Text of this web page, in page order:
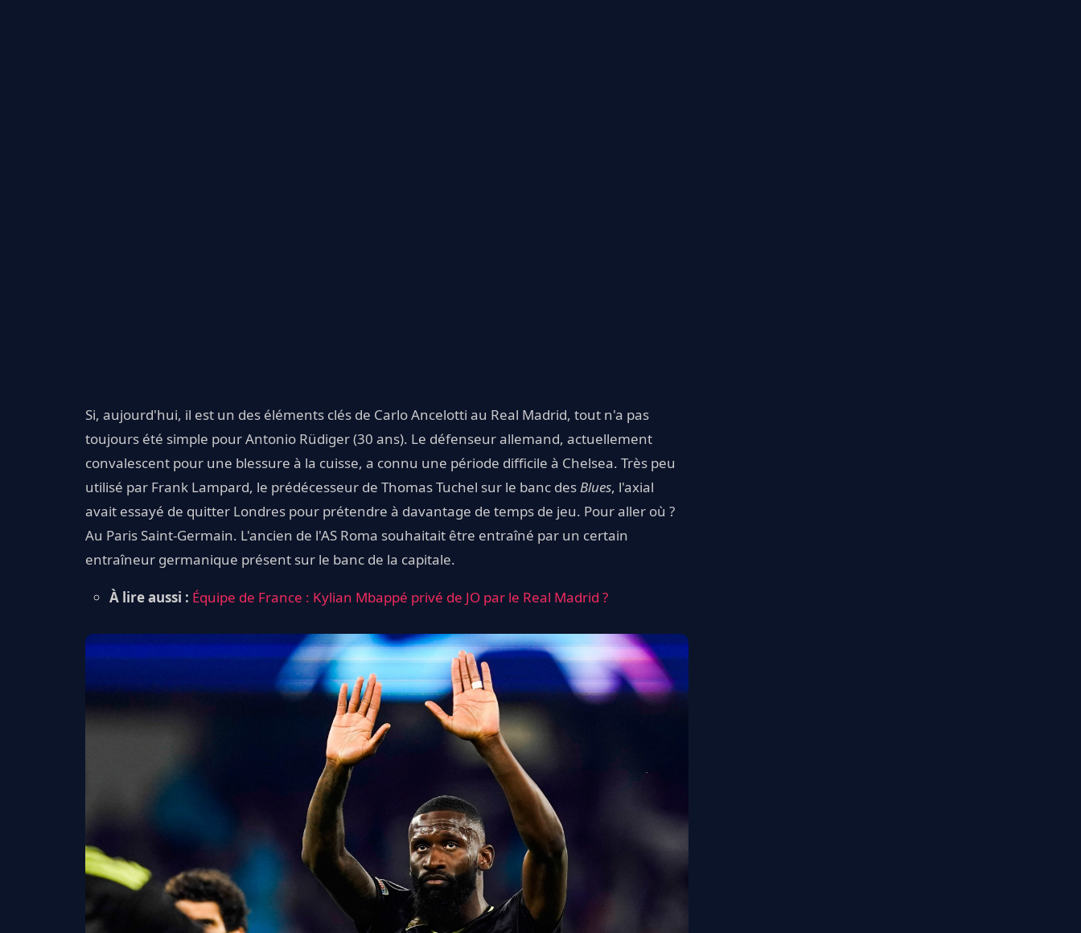
Si, aujourd'hui, il est un des éléments clés de Carlo Ancelotti au Real Madrid, tout n'a pas
toujours été simple pour Antonio Rüdiger (30 ans). Le défenseur allemand, actuellement
convalescent pour une blessure à la cuisse, a connu une période difficile à Chelsea. Très peu
utilisé par Frank Lampard, le prédécesseur de Thomas Tuchel sur le banc desBlues, l'axial
avait essayé de quitter Londres pour prétendre à davantage de temps de jeu. Pour aller où ?
Au Paris Saint-Germain. L'ancien de l'AS Roma souhaitait être entraîné par un certain
entraîneur germanique présent sur le banc de la capitale.
À lire aussi : Équipe de France : Kylian Mbappé privé de JO par le Real Madrid ?